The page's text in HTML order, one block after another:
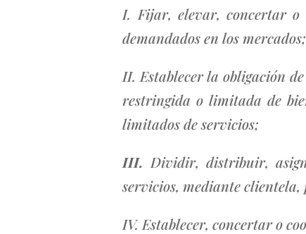
I. Fijar, elevar, concertar o
demandados en los mercados;
II. Establecer la obligación
restringida o limitada de
limitados de servicios;
III. Dividir, distribuir,
servicios, mediante clientela,
IV. Establecer, concertar o